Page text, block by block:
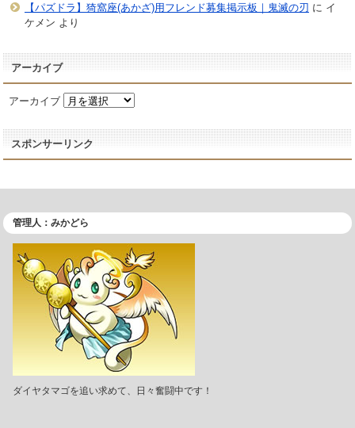
【パズドラ】猗窩座(あかざ)用フレンド募集掲示板｜鬼滅の刃 に イ
ケメン より
アーカイブ
アーカイブ
スポンサーリンク
管理人：みかどら
ダイヤタマゴを追い求めて、日々奮闘中です！